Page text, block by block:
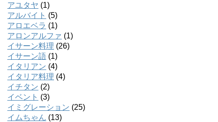
アユタヤ (1)
アルバイト (5)
アロエベラ (1)
アロンアルファ (1)
イサーン料理 (26)
イサーン語 (1)
イタリアン (4)
イタリア料理 (4)
イチタン (2)
イベント (3)
イミグレーション (25)
イムちゃん (13)